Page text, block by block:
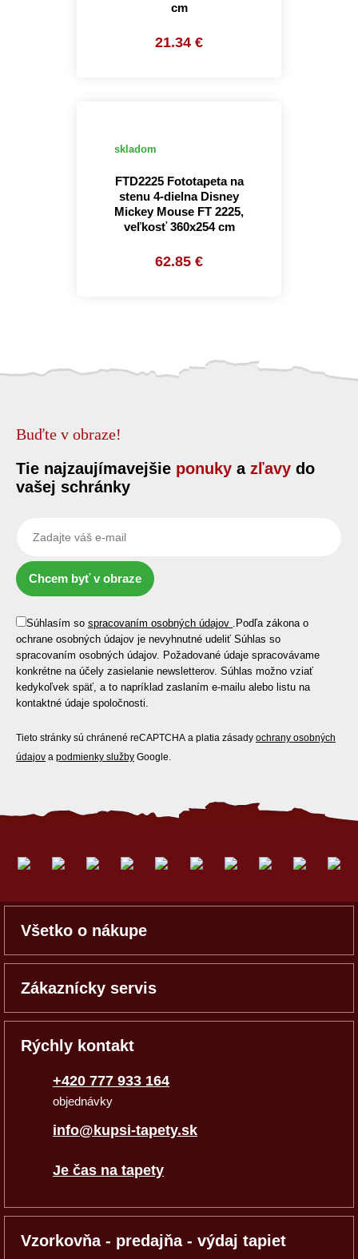
cm
21.34 €
skladom
FTD2225 Fototapeta na
stenu 4-dielna Disney
Mickey Mouse FT 2225,
veľkosť 360x254 cm
62.85 €
Buďte v obraze!
Tie najzaujímavejšie ponuky a zľavy do
vašej schránky
Chcem byť v obraze
Súhlasím so spracovaním osobných údajov . Podľa zákona o
ochrane osobných údajov je nevyhnutné udeliť Súhlas so
spracovaním osobných údajov. Požadované údaje spracovávame
konkrétne na účely zasielanie newsletterov. Súhlas možno vziať
kedykoľvek späť, a to napríklad zaslaním e-mailu alebo listu na
kontaktné údaje spoločnosti.
Tieto stránky sú chránené reCAPTCHA a platia zásady ochrany osobných
údajov a podmienky služby Google.
Všetko o nákupe
Zákaznícky servis
Rýchly kontakt
+420 777 933 164
objednávky
info@kupsi-tapety.sk
Je čas na tapety
Vzorkovňa - predajňa - výdaj tapiet